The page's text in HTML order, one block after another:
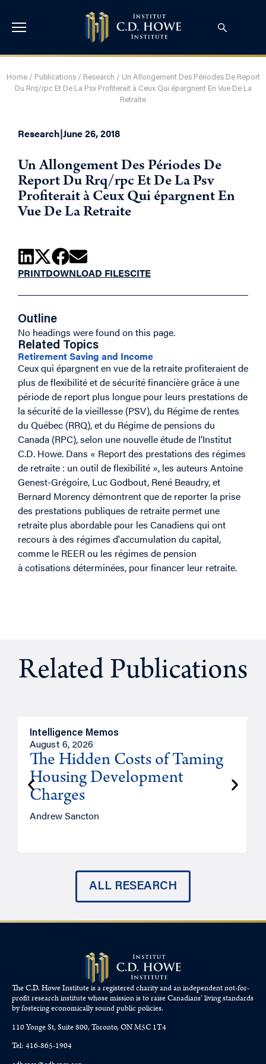
Home/ Publications/ Research / Un Allongement Des Périodes De Report
Du Rrq/rpc Et De La Psv Profiterait à Ceux Qui épargnent En Vue De La
Retraite
Research|June 26, 2018
Un Allongement Des Périodes De
Report Du Rrq/rpc Et De La Psv
Profiterait à Ceux Qui épargnent En
Vue De La Retraite
PRINTDOWNLOAD FILESCITE
Outline
No headings were found on this page.
Related Topics
Retirement Saving and Income
Ceux qui épargnent en vue de la retraite profiteraient de
plus de flexibilité et de sécurité financière grâce à une
période de report plus longue pour leurs prestations de
la sécurité de la vieillesse (PSV), du Régime de rentes
du Québec (RRQ), et du Régime de pensions du
Canada (RPC), selon une nouvelle étude de l’Institut
C.D. Howe. Dans « Report des prestations des régimes
de retraite : un outil de flexibilité », les auteurs Antoine
Genest-Grégoire, Luc Godbout, René Beaudry, et
Bernard Morency démontrent que de reporter la prise
des prestations publiques de retraite permet une
retraite plus abordable pour les Canadiens qui ont
recours à des régimes d'accumulation du capital,
comme le REER ou les régimes de pension
à cotisations déterminées, pour financer leur retraite.
Related Publications
Intelligence Memos
August 6, 2026
The Hidden Costs of Taming
Housing Development
Charges
Andrew Sancton
ALL RESEARCH
The C.D. Howe Institute is a registered charity and an independent not-for-
profit research institute whose mission is to raiseCanadians’living standards
by fostering economically sound public policies.
110 Yonge St, Suite 800, Toronto, ON M5C 1T4
Tel: 416-865-1904